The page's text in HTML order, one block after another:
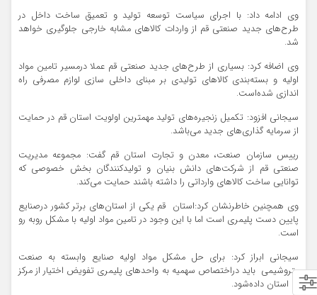
وی ادامه داد: با اجرای سیاست توسعه تولید و تعمیق ساخت داخل در
طرح‌های جدید صنعتی قم از واردات کالاهای مشابه خارجی جلوگیری خواهد
شد.
وی اضافه کرد: بسیاری از طرح‌های جدید صنعتی قم عملا درمسیر تامین مواد
اولیه و بسته‌بندی کالاهای تولیدی بر مبنای داخلی سازی لوازم مصرفی راه
اندازی شده‌است.
سیجانی افزود: تکمیل زنجیره‌های تولید مهمترین اولویت استان قم در حمایت
از سرمایه گذاری‌های جدید می‌باشد.
رییس سازمان صنعت، معدن و تجارت استان قم گفت: مجموعه مدیریت
صنعتی قم از شرکت‌های دانش بنیان و تولیدکنندگان بخش خصوصی که
توانایی ساخت کالاهای وارداتی را داشته باشند حمایت می‌کند.
وی همچنین خاطرنشان کرد:استان قم یکی از استان‌های برتر کشور درصنایع
پایین دست پلیمری است اما با این وجود در تامین مواد اولیه با مشکل روبه رو
است.
سیجانی ابراز کرد: برای حل مشکل مواد اولیه صنایع وابسته به صنعت
پتروشیمی باید دراختصاص سهمیه به واحدهای پلیمری تفویض اختیار از مرکز
به استان داده‌شود.